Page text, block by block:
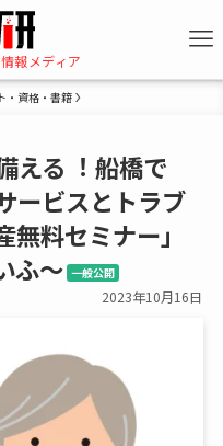
報メディア
・資格・書籍
える︕ 船橋で
ービスとトラブ
料セミナー」
ふ～ 一般公開
2023年10月16日